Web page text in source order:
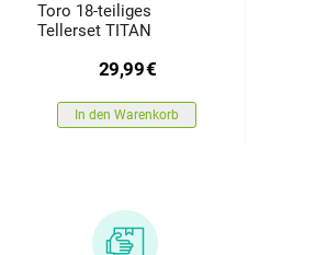
Toro 18-teiliges
Tellerset TITAN
29,99€
In den Warenkorb